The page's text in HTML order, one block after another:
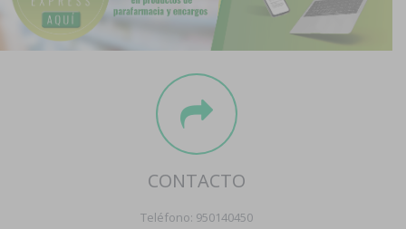
Contacto
Boletín
CONTACTO
Teléfono: 950140450